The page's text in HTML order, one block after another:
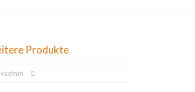
Produkte